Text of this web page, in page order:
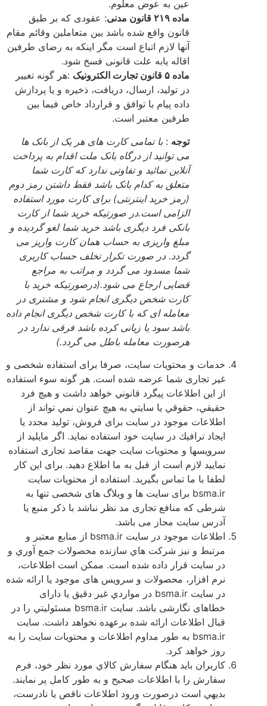
عین به عوض معلوم.
ماده ۲۱۹ قانون مدنی
: عقودی که بر طبق
قانون واقع شده باشد بین متعاملین وقائم مقام
آنها لازم اتباع است مگر اینکه به رضای طرفین
اقاله یابه علت قانونی فسخ شود.
ماده ۵ قانون تجارت الکترونیک
:هر گونه تغییر
در تولید، ارسال، دریافت، ذخیره و یا پردازش
داده پیام با توافق و قرارداد خاص فیما بین
طرفین معتبر است.
توجه:با تمامی کارت های هر یک از بانک ها
می توانید از درگاه بانک ملت اقدام به پرداخت
آنلاین نمائید و تفاوتی ندارد که کارت شما
متعلق به کدام بانک باشد فقط داشتن رمز دوم
(رمز خرید اینترنتی) برای کارت مورد استفاده
الزامی است.در صورتیکه خرید شما از کارت
بانکی فرد دیگری باشد خرید شما لغو گردیده و
مبلغ واریزی به حساب همان کارت واریز می
گردد. در صورت تکرار تخلف حساب کاربری
شما مسدود می گردد و مراتب به مراجع
قضایی ارجاع می شود.(درصورتیکه خرید با
کارت شخص دیگری انجام شود و مشتری در
معامله ای که با کارت شخص دیگری انجام داده
باشد سود یا زیانی کرده باشد فرقی ندارد در
هرصورت معامله باطل می گردد.)
خدمات و محتويات سايت، صرفا براى استفاده شخصى و
غير تجارى شما عرضه شده است. هر گونه سوء استفاده
از اين اطلاعات پيگرد قانوني خواهد داشت و هيچ فرد
حقيقي، حقوقي يا سايتي به هيچ عنوان نمي تواند از
اطلاعات موجود در سايت براى فروش، توليد مجدد يا
ايجاد ترافيك در سايت خود استفاده نمايد. اگر مايليد از
سرويسها و محتويات سايت جهت مقاصد تجارى استفاده
نماييد لازم است از قبل به ما اطلاع دهيد. براى اين كار
لطفا با ما تماس بگيريد. استفاده از محتويات سايت
bsma.ir برای سايت ها و وبلاگ های شخصی تنها به
شرطی که منافع تجاری مد نظر نباشد با ذکر منبع يا
آدرس سايت مجاز می باشد.
اطلاعات موجود در سايت bsma.ir از منابع معتبر و
مرتبط و نيز شركت هاي سازنده محصولات جمع آوري و
در سايت قرار داده شده است. ممکن است اطلاعات،
نرم افزار، محصولات و سرويس های موجود يا ارائه شده
در سايت bsma.ir در مواردي غير دقيق يا دارای
خطاهای نگارشی باشد. سایت bsma.ir مسئوليتي را در
قبال اطلاعات ارائه شده برعهده نخواهد داشت. سايت
bsma.ir به طور مداوم اطلاعات و محتويات سايت را به
روز خواهد كرد.
كاربران باید هنگام سفارش كالاي مورد نظر خود، فرم
سفارش را با اطلاعات صحيح و به طور كامل پر نمايند.
بديهي است درصورت ورود اطلاعات ناقص يا نادرست،